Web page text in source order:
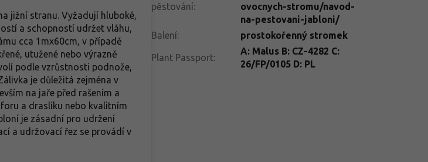
jižní stranu. Vyžadují hluboké,
a schopností udržet vláhu,
cca 1mx60cm, v případě
utužené nebo výrazně
podle vzrůstnosti podnože,
je důležitá zejména v
na jaře před rašením a
a draslíku nebo kvalitním
je zásadní pro udržení
a udržovací řez se provádí v
pěstování:
ovocnych-stromu/navod-
na-pestovani-jabloni/
Balení: prostokořenný stromek
Plant Passport:
A: Malus B: CZ-4282 C:
26/FP/0105 D: PL